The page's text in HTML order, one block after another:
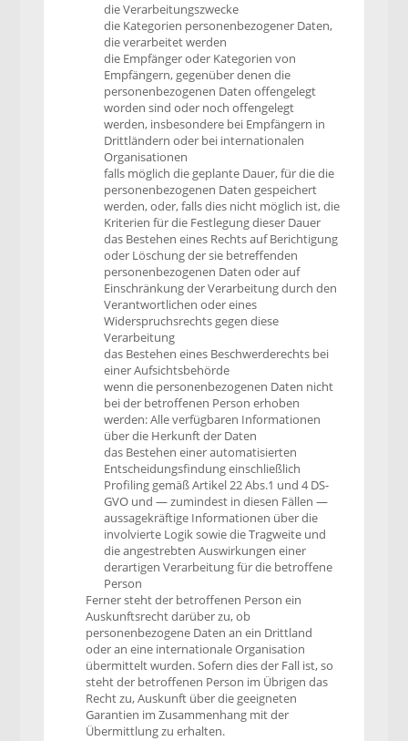
die Verarbeitungszwecke
die Kategorien personenbezogener Daten,
die verarbeitet werden
die Empfänger oder Kategorien von
Empfängern, gegenüber denen die
personenbezogenen Daten offengelegt
worden sind oder noch offengelegt
werden, insbesondere bei Empfängern in
Drittländern oder bei internationalen
Organisationen
falls möglich die geplante Dauer, für die die
personenbezogenen Daten gespeichert
werden, oder, falls dies nicht möglich ist, die
Kriterien für die Festlegung dieser Dauer
das Bestehen eines Rechts auf Berichtigung
oder Löschung der sie betreffenden
personenbezogenen Daten oder auf
Einschränkung der Verarbeitung durch den
Verantwortlichen oder eines
Widerspruchsrechts gegen diese
Verarbeitung
das Bestehen eines Beschwerderechts bei
einer Aufsichtsbehörde
wenn die personenbezogenen Daten nicht
bei der betroffenen Person erhoben
werden: Alle verfügbaren Informationen
über die Herkunft der Daten
das Bestehen einer automatisierten
Entscheidungsfindung einschließlich
Profiling gemäß Artikel 22 Abs.1 und 4 DS-
GVO und — zumindest in diesen Fällen —
aussagekräftige Informationen über die
involvierte Logik sowie die Tragweite und
die angestrebten Auswirkungen einer
derartigen Verarbeitung für die betroffene
Person
Ferner steht der betroffenen Person ein
Auskunftsrecht darüber zu, ob
personenbezogene Daten an ein Drittland
oder an eine internationale Organisation
übermittelt wurden. Sofern dies der Fall ist, so
steht der betroffenen Person im Übrigen das
Recht zu, Auskunft über die geeigneten
Garantien im Zusammenhang mit der
Übermittlung zu erhalten.